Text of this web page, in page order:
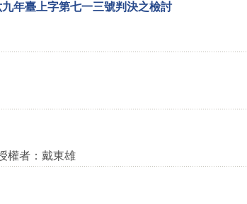
年臺上字第七一三號判決之檢討
權者：戴東雄